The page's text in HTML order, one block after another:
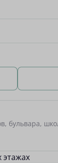
бульвара,
этажах